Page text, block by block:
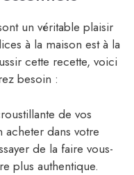
un véritable plaisir
à la maison est à la
cette recette, voici
besoin :
de vos
acheter dans votre
de la faire vous-
plus authentique.